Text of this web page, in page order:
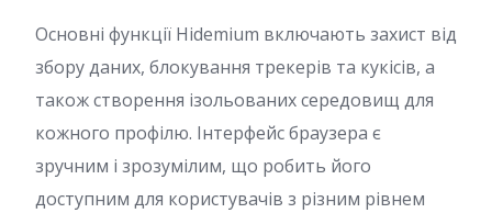
Основні функції Hidemium включають захист від
збору даних, блокування трекерів та кукісів, а
також створення ізольованих середовищ для
кожного профілю. Інтерфейс браузера є
зручним і зрозумілим, що робить його
доступним для користувачів з різним рівнем